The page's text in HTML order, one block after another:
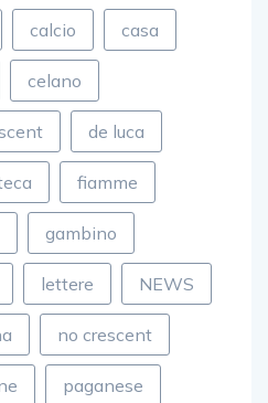
calcio casa
celano
de luca
fiamme
gambino
lettere NEWS
no crescent
paganese